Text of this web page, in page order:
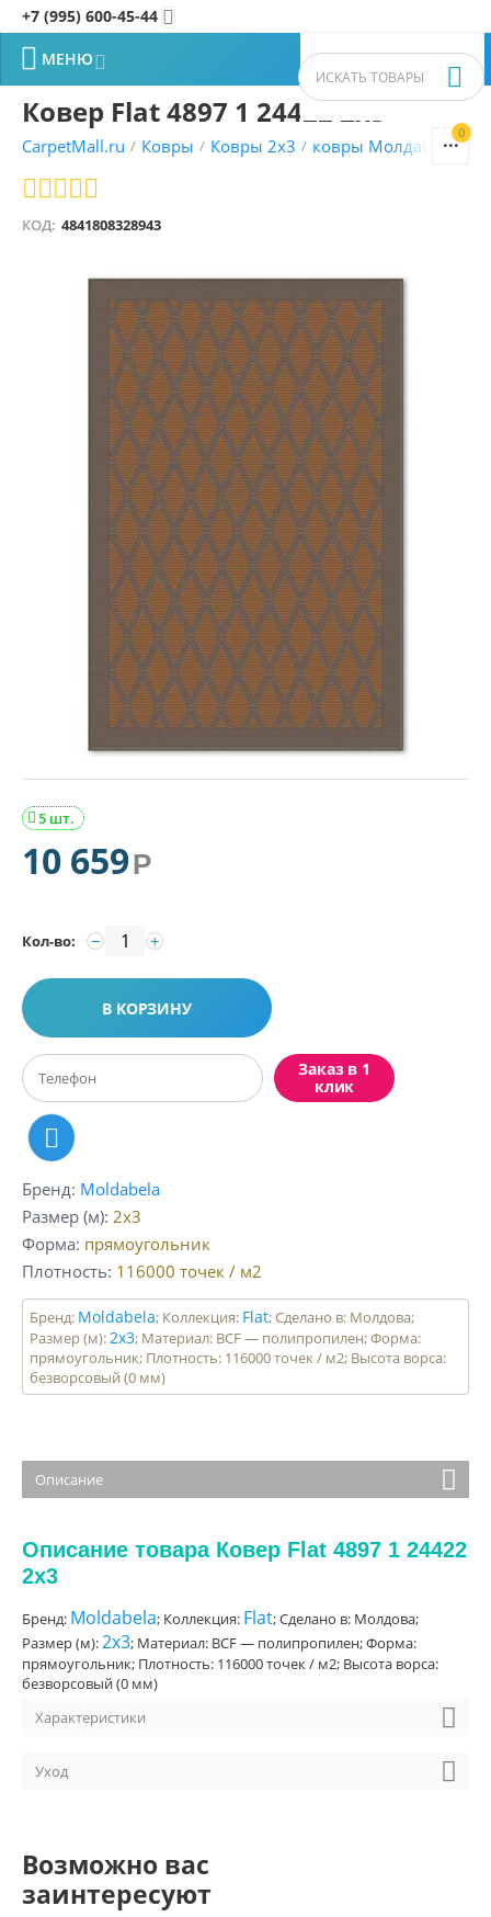
+7 (995) 600-45-44 
0



 МЕНЮ
Ковер Flat 4897 1 24422 2x3
CarpetMall.ru / Ковры / Ковры 2x3 / ковры Молдавские
КОД: 4841808328943
5 шт.

10 659Р
Кол-во: +
−
В КОРЗИНУ
Заказ в 1
клик
Бренд Moldabela
Размер (м) 2x3
Форма прямоугольник
Плотность 116000 точек / м2
Бренд: Moldabela; Коллекция: Flat; Сделано в: Молдова;
Размер (м):2x3; Материал: BCF — полипропилен; Форма:
прямоугольник; Плотность: 116000 точек / м2; Высота ворса:
безворсовый (0 мм)
Описание
Описание товара Ковер Flat 4897 1 24422
2x3
Бренд: Moldabela; Коллекция: Flat; Сделано в: Молдова;
Размер (м):2x3; Материал: BCF — полипропилен; Форма:
прямоугольник; Плотность: 116000 точек / м2; Высота ворса:
безворсовый (0 мм)
Характеристики
Уход
Возможно вас
заинтересуют